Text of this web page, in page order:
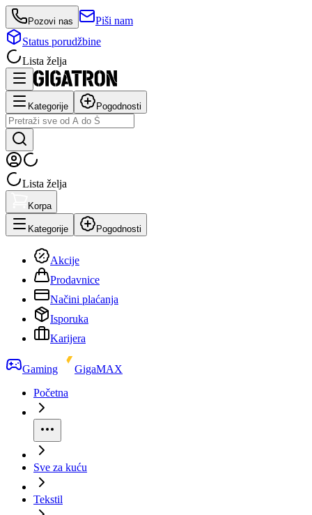
Pozovi nas
Piši nam
Status porudžbine
Lista želja
Kategorije Pogodnosti
Lista želja
Korpa
Kategorije Pogodnosti
Akcije
Prodavnice
Načini plaćanja
Isporuka
Karijera
Gaming
GigaMAX
Početna
Sve za kuću
Tekstil